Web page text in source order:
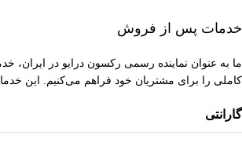
خدمات پس از فروش
ما به عنوان نماینده رسمی رکسون درایو در
کاملی را برای مشتریان خود فراهم می‌کنیم. این
گارانتی